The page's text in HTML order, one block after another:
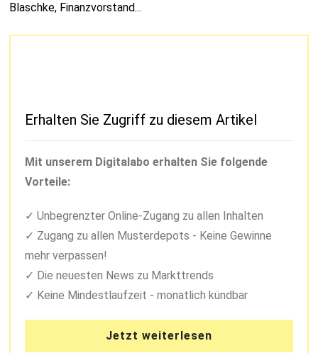
Blaschke, Finanzvorstand...
Erhalten Sie Zugriff zu diesem Artikel
Mit unserem Digitalabo erhalten Sie folgende
Vorteile:
Unbegrenzter Online-Zugang zu allen Inhalten
Zugang zu allen Musterdepots - Keine Gewinne
mehr verpassen!
Die neuesten News zu Markttrends
Keine Mindestlaufzeit - monatlich kündbar
Jetzt weiterlesen